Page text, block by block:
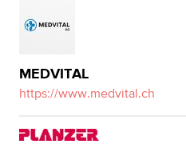
MEDVITAL
https://www.medvital.ch